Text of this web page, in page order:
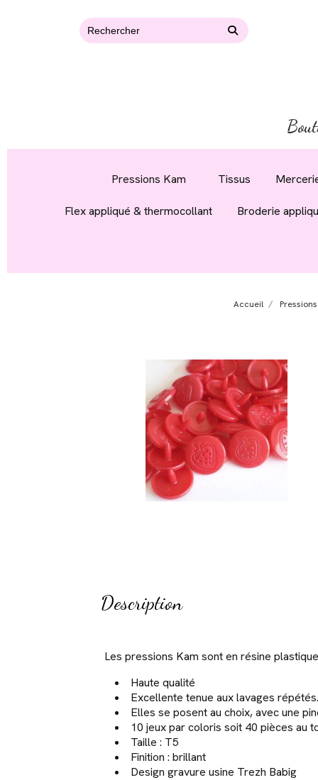
Pressions Kam Tissus
Flex appliqué & thermocollant Broderie
Accueil
Description
Les pressions Kam sont en résine
Haute qualité
Excellente tenue aux lavages
Elles se posent au choix, avec une
10 jeux par coloris soit 40 pièces au
Taille : T5
Finition : brillant
Design gravure usine Trezh Babig